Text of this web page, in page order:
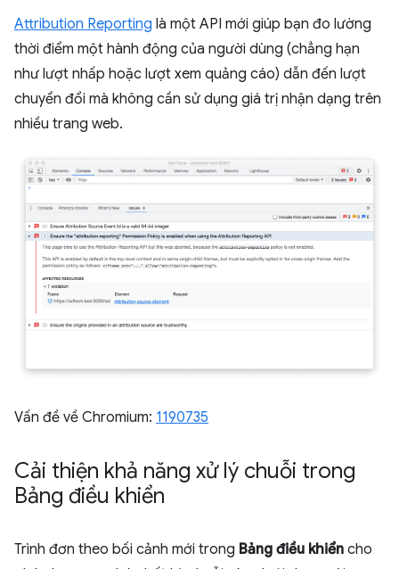
Attribution Reporting là một API mới giúp bạn đo lường
thời điểm một hành động của người dùng (chẳng hạn
như lượt nhấp hoặc lượt xem quảng cáo) dẫn đến lượt
chuyển đổi mà không cần sử dụng giá trị nhận dạng trên
nhiều trang web.
Vấn đề về Chromium: 1190735
Cải thiện khả năng xử lý chuỗi trong
Bảng điều khiển
Trình đơn theo bối cảnh mới trong Bảng điều khiển cho